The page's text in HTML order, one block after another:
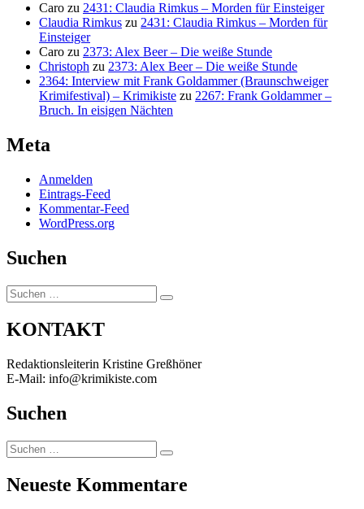
Caro zu 2431: Claudia Rimkus – Morden für Einsteiger
Claudia Rimkus zu 2431: Claudia Rimkus – Morden für
Einsteiger
Caro zu 2373: Alex Beer – Die weiße Stunde
Christoph zu 2373: Alex Beer – Die weiße Stunde
2364: Interview mit Frank Goldammer (Braunschweiger
Krimifestival) – Krimikiste zu 2267: Frank Goldammer –
Bruch. In eisigen Nächten
Meta
Anmelden
Eintrags-Feed
Kommentar-Feed
WordPress.org
Suchen
Suchen
nach:
Suchen
KONTAKT
Redaktionsleiterin Kristine Greßhöner
E-Mail: info@krimikiste.com
Suchen
Suchen
nach:
Suchen
Neueste Kommentare